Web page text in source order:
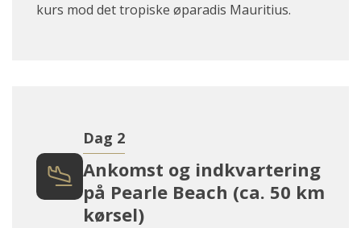
kurs mod det tropiske øparadis Mauritius.
Dag 2
Ankomst og indkvartering
på Pearle Beach (ca. 50 km
kørsel)